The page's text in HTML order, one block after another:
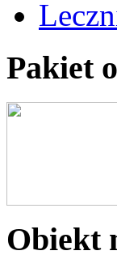
Pakiet
Obiekt